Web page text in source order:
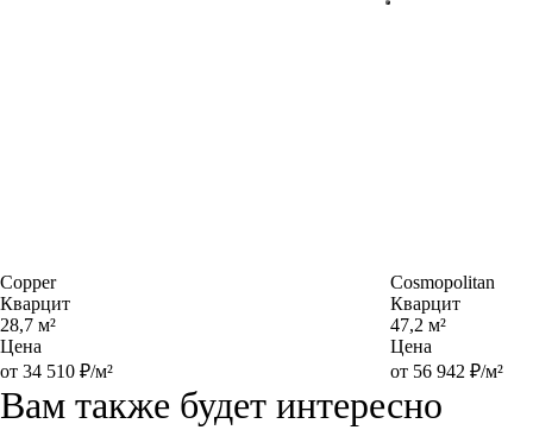
Copper
Кварцит
28,7 м²
Цена
от 34 510 ₽/м²
Cosmopolitan
Кварцит
47,2 м²
Цена
от 56 942 ₽/м²
Вам также будет интересно